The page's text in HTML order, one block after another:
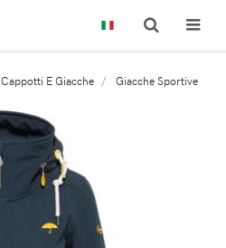
Cappotti E Giacche Giacche Sportive